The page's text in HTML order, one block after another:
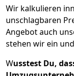
Wir kalkulieren
unschlagbaren
Angebot auch
stehen wir ein
Wusstest Du,